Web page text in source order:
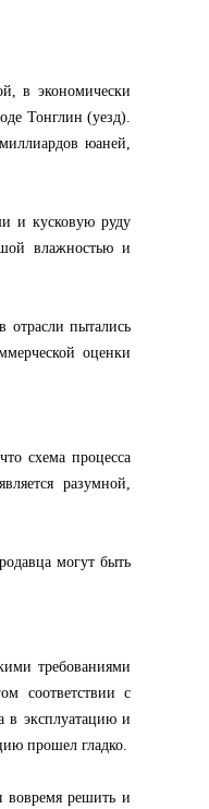
в экономически
Тонглин (уезд).
юаней,
и кусковую руду
влажностью и
отрасли пытались
оценки
схема процесса
разумной,
могут быть
требованиями
соответствии с
в эксплуатацию и
прошел гладко.
вовремя решить и